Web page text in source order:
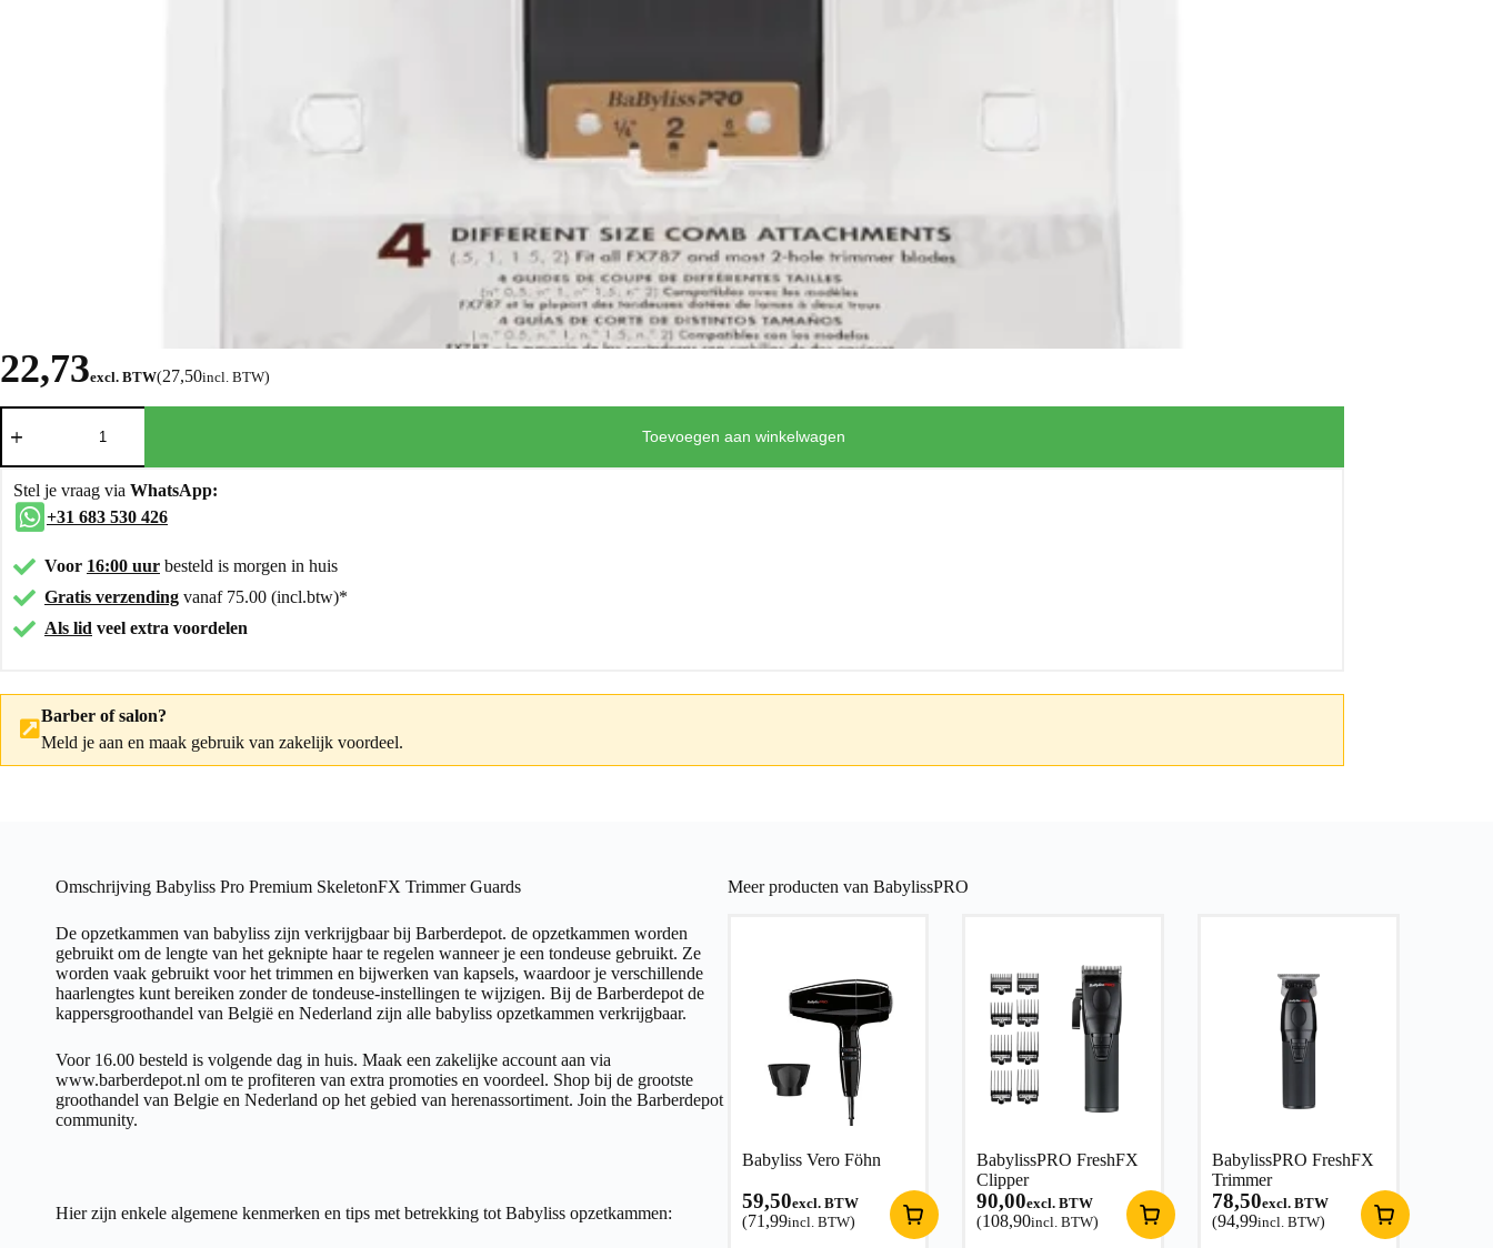
22,73excl. BTW(27,50incl. BTW)
Toevoegen aan winkelwagen
Stel je vraag via WhatsApp:
+31 683 530 426
Voor 16:00 uur besteld is morgen in huis
Gratis verzending vanaf 75.00 (incl.btw)*
Als lid veel extra voordelen
Barber of salon?
Meld je aan en maak gebruik van zakelijk voordeel.
Omschrijving Babyliss Pro Premium SkeletonFX Trimmer Guards
De opzetkammen van babyliss zijn verkrijgbaar bij Barberdepot. de opzetkammen worden
gebruikt om de lengte van het geknipte haar te regelen wanneer je een tondeuse gebruikt. Ze
worden vaak gebruikt voor het trimmen en bijwerken van kapsels, waardoor je verschillende
haarlengtes kunt bereiken zonder de tondeuse-instellingen te wijzigen. Bij de Barberdepot de
kappersgroothandel van België en Nederland zijn alle babyliss opzetkammen verkrijgbaar.
Voor 16.00 besteld is volgende dag in huis. Maak een zakelijke account aan via
www.barberdepot.nl om te profiteren van extra promoties en voordeel. Shop bij de grootste
groothandel van Belgie en Nederland op het gebied van herenassortiment. Join the Barberdepot
community.
Hier zijn enkele algemene kenmerken en tips met betrekking tot Babyliss opzetkammen:
Meer producten van BabylissPRO
Babyliss Vero Föhn
59,50excl. BTW
(71,99incl. BTW)
BabylissPRO FreshFX
Clipper
90,00excl. BTW
(108,90incl. BTW)
BabylissPRO FreshFX
Trimmer
78,50excl. BTW
(94,99incl. BTW)